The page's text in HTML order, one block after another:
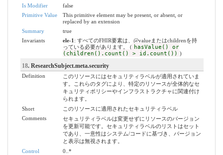
Is Modifier
false
Primitive Value
This primitive element may be present, or absent, or
replaced by an extension
Summary
true
Invariants
ele-1 : すべてのFHIR要素は、@valueまたはchildrenを持
っている必要があります。 ( hasValue() or
(children().count() > id.count()) )
18. ResearchSubject.meta.security
Definition
このリソースにはセキュリティラベルが適用されていま
す。これらのタグにより、特定のリソースが全体的なセ
キュリティポリシーやインフラストラクチャに関連付け
られます。
Short
このリソースに適用されたセキュリティラベル
Comments
セキュリティラベルは変更せずにリソースのバージョン
を更新可能です。セキュリティラベルのリストはセット
であり、一意性はシステム/コードに基づき、バージョン
と表示は無視されます。
Control
0..*